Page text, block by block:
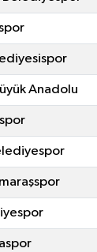
Anadolu